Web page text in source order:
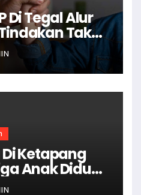
Di Tegal Alur
Tak
Ketapang
Anak Diduga
Tersangka